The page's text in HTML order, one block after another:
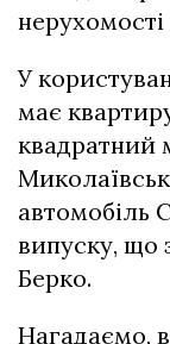
У
має
квадратний
автомобіль
випуску, що
Берко.
Нагадаємо,